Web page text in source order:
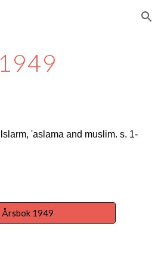
Skip to navigation
1949
lslarm, 'aslama and muslim. s. 1-
Årsbok 1949